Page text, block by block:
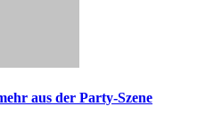
aus der Party-Szene